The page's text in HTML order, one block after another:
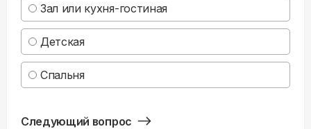
Зал или кухня-гостиная
Детская
Спальня
Следующий вопрос